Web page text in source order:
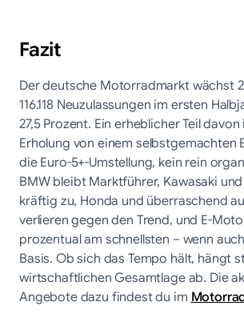
Fazit
Der deutsche Motorradmarkt wächst
116.118 Neuzulassungen im ersten
27,5 Prozent. Ein erheblicher Teil
Erholung von einem selbstgemachten
die Euro-5+-Umstellung, kein rein
BMW bleibt Marktführer, Kawasaki
kräftig zu, Honda und überraschend
verlieren gegen den Trend, und E-
prozentual am schnellsten – wenn
Basis. Ob sich das Tempo hält, hängt
wirtschaftlichen Gesamtlage ab. Die
Angebote dazu findest du im